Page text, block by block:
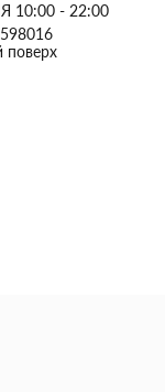
- 22:00
поверх